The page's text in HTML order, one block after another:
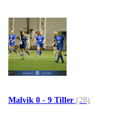
Malvik 0 - 9 Tiller (28)